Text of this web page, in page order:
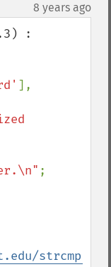
8 years ago
:
;
strcmp.php